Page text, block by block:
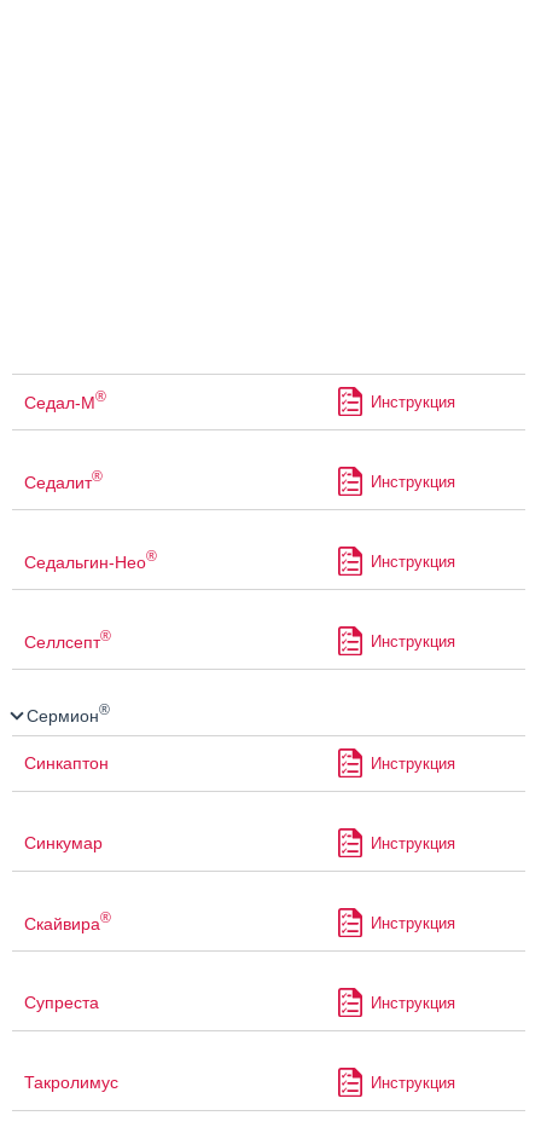
Седал-М® Инструкция
Седалит® Инструкция
Седальгин-Нео® Инструкция
Селлсепт® Инструкция
Сермион®
Синкаптон Инструкция
Синкумар Инструкция
Скайвира® Инструкция
Супреста Инструкция
Такролимус Инструкция